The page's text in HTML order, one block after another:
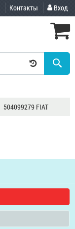
Контакты Вход
504099279 FIAT